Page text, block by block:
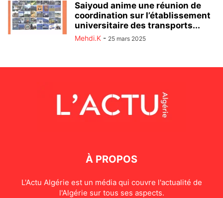
Saiyoud anime une réunion de
coordination sur l’établissement
universitaire des transports...
Mehdi.K - 25 mars 2025
À PROPOS
L'Actu Algérie est un média qui couvre l'actualité de
l'Algérie sur tous ses aspects.